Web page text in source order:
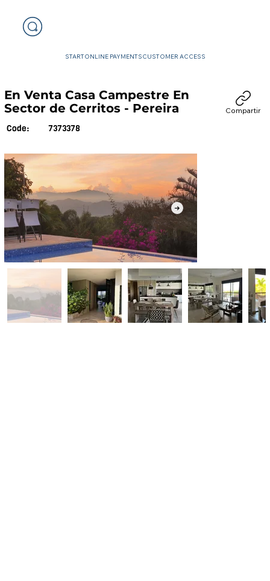
STARTONLINE PAYMENTSCUSTOMER ACCESS
En Venta Casa Campestre En
Sector de Cerritos - Pereira
Code: 7373378
Compartir